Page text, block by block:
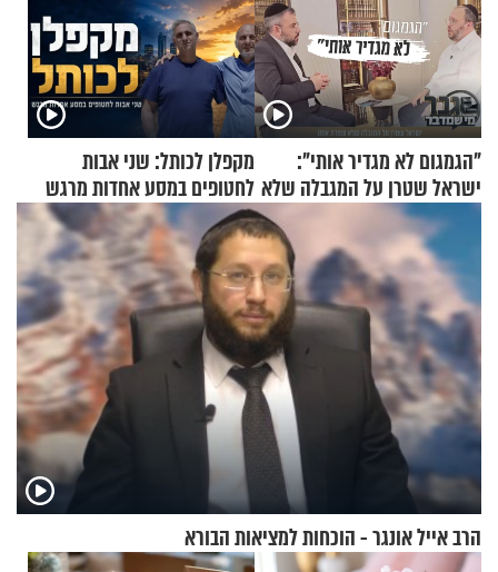
"הגמגום לא מגדיר אותי":
ישראל שטרן על המגבלה שלא
עוצרת אותו
מקפלן לכותל: שני אבות
לחטופים במסע אחדות מרגש
הרב אייל אונגר - הוכחות למציאות הבורא